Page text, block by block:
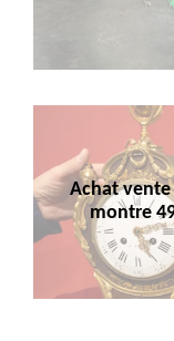
Achat vente
montre